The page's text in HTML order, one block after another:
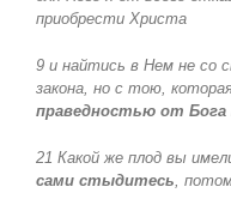
приобрести Христа
9 и найтись в Нем не со
закона, но с тою,
праведностью от Бога
21 Какой же плод вы
сами стыдитесь,